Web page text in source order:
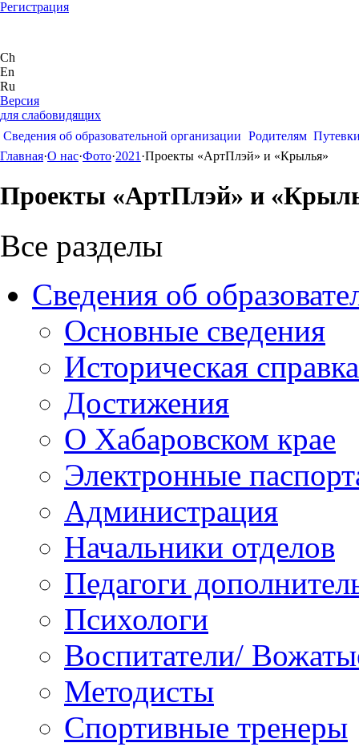
Регистрация
Ch
En
Ru
Версия
для слабовидящих
Сведения об образовательной организации Родителям
Главная·О нас·Фото·2021 ·Проекты «АртПлэй» и «Крылья»
Проекты «АртПлэй» и
Все разделы
Сведения об
Основные сведения
Историческая справка
Достижения
О Хабаровском крае
Электронные
Администрация
Начальники отделов
Педагоги
Психологи
Воспитатели/
Методисты
Спортивные тренеры